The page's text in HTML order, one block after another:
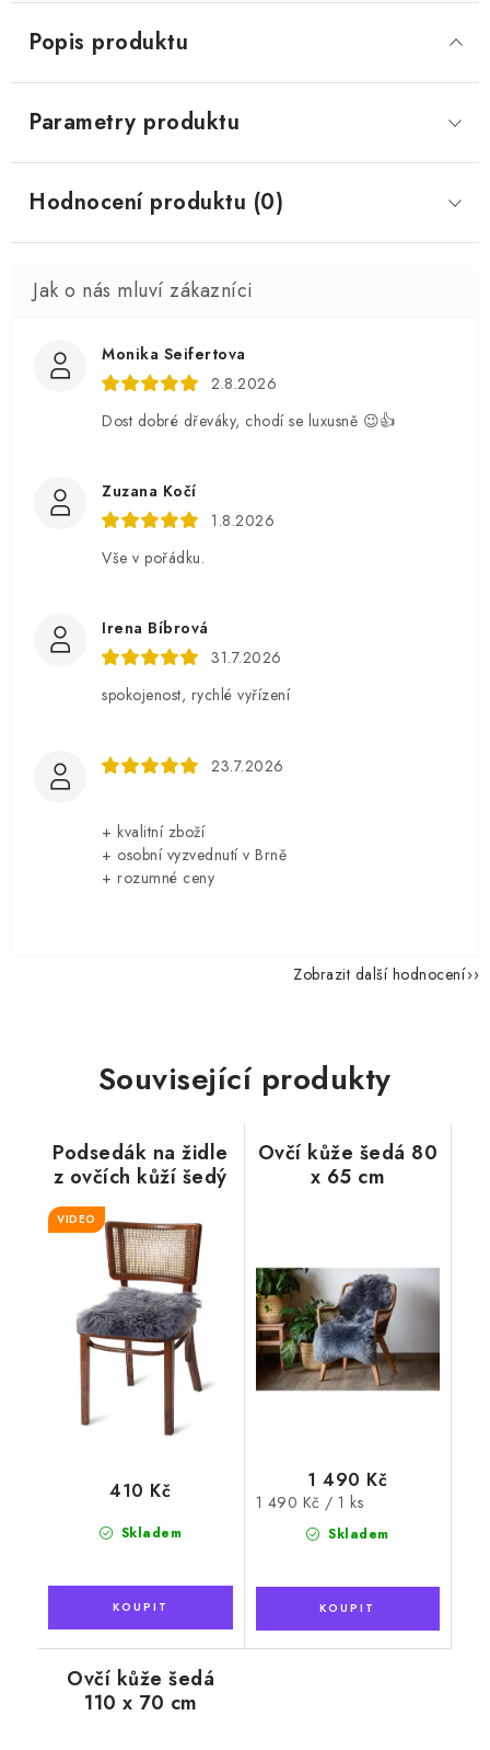
Popis produktu
Parametry produktu
Hodnocení produktu (0)
Monika Seifertova
2.8.2026
Dost dobré dřeváky, chodí se luxusně 😉👍
Zuzana Kočí
1.8.2026
Vše v pořádku.
Irena Bíbrová
31.7.2026
spokojenost, rychlé vyřízení
23.7.2026
+ kvalitní zboží
+ osobní vyzvednutí v Brně
+ rozumné ceny
Zobrazit další hodnocení
Související produkty
Podsedák na židle
z ovčích kůží šedý
VIDEO
Skladem
410 Kč
Ovčí kůže šedá 80
x 65 cm
Skladem
1 490 Kč
Měrná
1 490 Kč / 1 ks
Ovčí kůže šedá
110 x 70 cm